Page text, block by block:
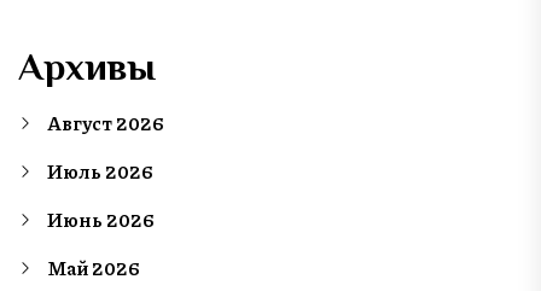
Архивы
Август 2026
Июль 2026
Июнь 2026
Май 2026